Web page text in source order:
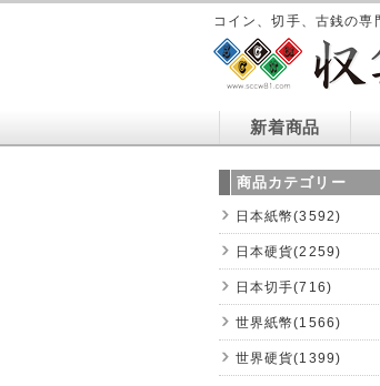
コイン、切手、古銭の
新着商品
商品カテゴリー
日本紙幣(3592)
日本硬貨(2259)
日本切手(716)
世界紙幣(1566)
世界硬貨(1399)